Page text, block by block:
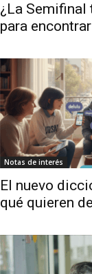
¿La Semifinal
para
Notas de interés
El nuevo
qué quieren